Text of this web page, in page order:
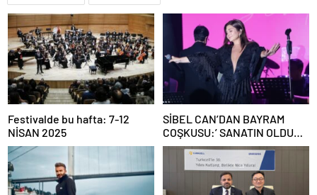
Festivalde bu hafta: 7-12
NİSAN 2025
SİBEL CAN’DAN BAYRAM
COŞKUSU:’ SANATIN OLDUĞU
HER GÜN BAYRAMDIR’